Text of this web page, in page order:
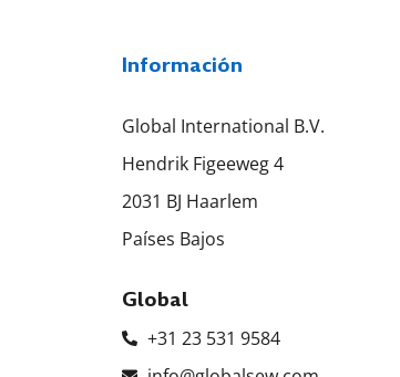
Información
Global International B.V.
Hendrik Figeeweg 4
2031 BJ Haarlem
Países Bajos
Global
+31 23 531 9584